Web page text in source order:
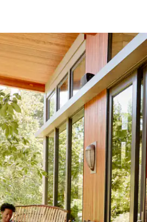
pour les parcourir ou en appuyant et en